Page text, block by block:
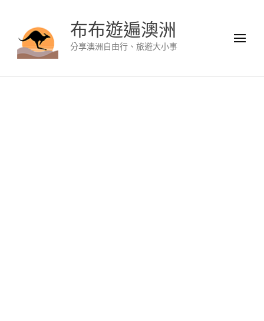
布布遊遍澳洲
分享澳洲自由行、旅遊大小事